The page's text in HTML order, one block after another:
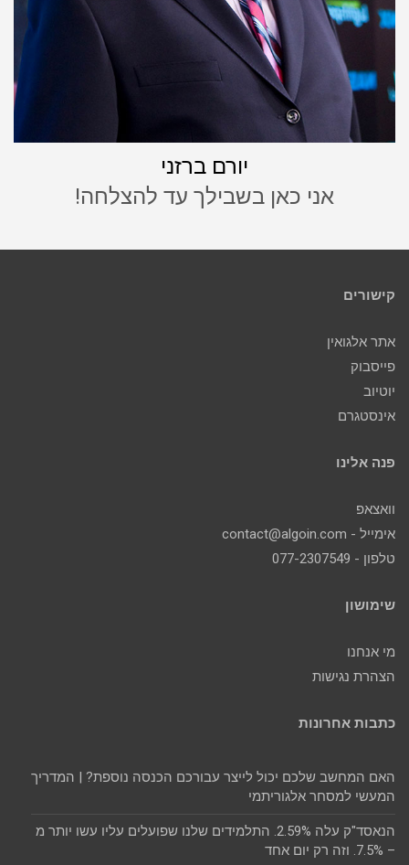
יורם ברזני
אני כאן בשבילך עד להצלחה!
קישורים
אתר אלגואין
פייסבוק
יוטיוב
אינסטגרם
פנה אלינו
וואצאפ
אימייל - contact@algoin.com
טלפון - 077-2307549
שימושון
מי אנחנו
הצהרת נגישות
כתבות אחרונות
האם המחשב שלכם יכול לייצר עבורכם הכנסה נוספת? | המדריך
המעשי למסחר אלגוריתמי
הנאסד"ק עלה 2.59%. התלמידים שלנו שפועלים עליו עשו יותר מ
– 7.5%. וזה רק יום אחד